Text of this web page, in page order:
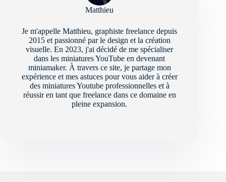
Matthieu
Je m'appelle Matthieu, graphiste freelance depuis
2015 et passionné par le design et la création
visuelle. En 2023, j'ai décidé de me spécialiser
dans les miniatures YouTube en devenant
miniamaker. À travers ce site, je partage mon
expérience et mes astuces pour vous aider à créer
des miniatures Youtube professionnelles et à
réussir en tant que freelance dans ce domaine en
pleine expansion.